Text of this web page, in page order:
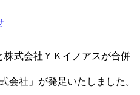
株式会社ＹＫイノアスが合併
会社」が発足いたしました。